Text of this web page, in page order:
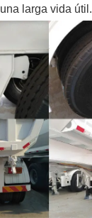
larga vida útil.